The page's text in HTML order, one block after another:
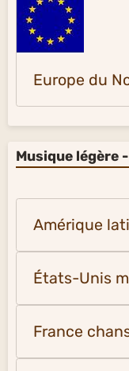
Europe du
Musique légère
Amérique
États-Unis
France